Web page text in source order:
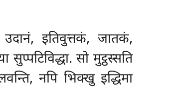
इतिवुत्तकं, जातकं,
सो मुट्ठस्सति
नपि भिक्खु इद्धिमा